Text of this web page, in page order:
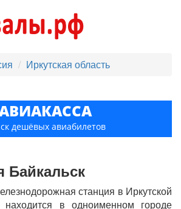
Иркутская область
дешёвых авиабилетов
Байкальск
станция в Иркутской
находится в одноименном городе